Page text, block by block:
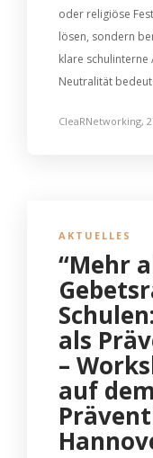
oder religiöse
lösen, sondern
klare schulinterne
Neutralität
CleaRNetworking,
AKTUELLES
“Mehr
als
–
auf